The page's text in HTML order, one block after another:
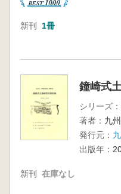
新刊 1冊
鐘崎式
シリーズ：
著者： 九
発行元：
出版年：
新刊 在庫なし